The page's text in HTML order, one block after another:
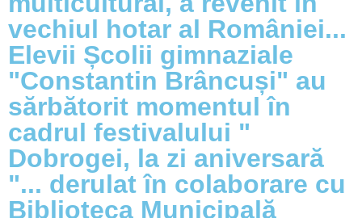
vechiul hotar al României...
Elevii Școlii gimnaziale
"Constantin Brâncuși" au
sărbătorit momentul în
cadrul festivalului "
Dobrogei, la zi aniversară
"... derulat în colaborare cu
Biblioteca Municipală